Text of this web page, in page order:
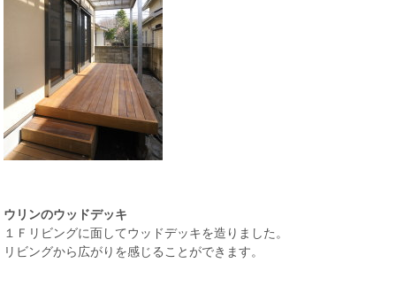
ウリンのウッドデッキ
１Ｆリビングに面してウッドデッキを造りました。
リビングから広がりを感じることができます。